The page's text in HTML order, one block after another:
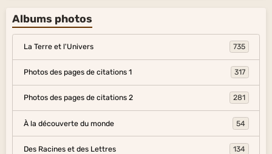
Albums photos
La Terre et l'Univers 735
Photos des pages de citations 1 317
Photos des pages de citations 2 281
À la découverte du monde 54
Des Racines et des Lettres 134